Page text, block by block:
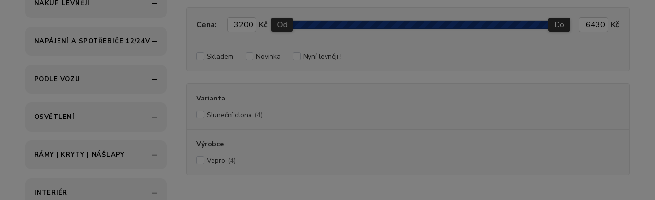
NAKUP LEVNĚJI
NAPÁJENÍ A SPOTŘEBIČE 12/24V
PODLE VOZU
OSVĚTLENÍ
RÁMY | KRYTY | NÁŠLAPY
INTERIÉR
Cena: Kč Od Do Kč
Skladem Novinka Nyní levněji !
Varianta
Sluneční clona (4)
Výrobce
Vepro (4)